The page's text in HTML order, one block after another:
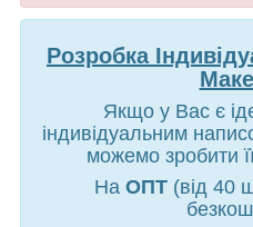
Розробка
Якщо у Вас є
індивідуальним
можемо зробити
На ОПТ(від 40